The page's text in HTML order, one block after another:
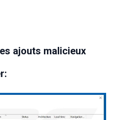
ajouts malicieux